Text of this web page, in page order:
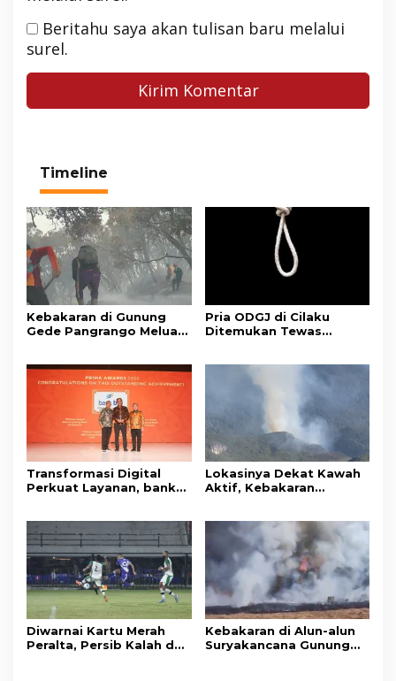
Beritahu saya akan tulisan baru melalui
surel.
Timeline
Kebakaran di Gunung
Gede Pangrango Meluas,
Pria ODGJ di Cilaku
Ditemukan Tewas
Transformasi Digital
Perkuat Layanan, bank
Awards 2026
Lokasinya Dekat Kawah
Aktif, Kebakaran
Pangrango
Diwarnai Kartu Merah
Peralta, Persib Kalah dari
Kebakaran di Alun-alun
Suryakancana Gunung